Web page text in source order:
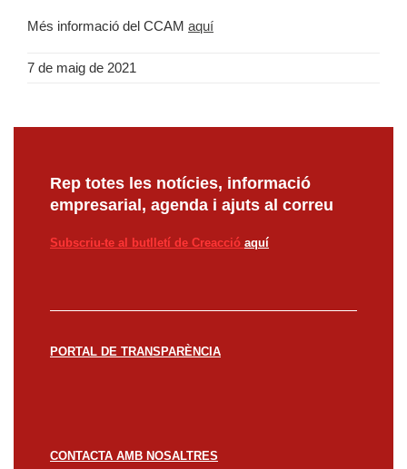
Més informació del CCAM aquí
7 de maig de 2021
Rep totes les notícies, informació
empresarial, agenda i ajuts al correu
Subscriu-te al butlletí de Creacció aquí
PORTAL DE TRANSPARÈNCIA
CONTACTA AMB NOSALTRES